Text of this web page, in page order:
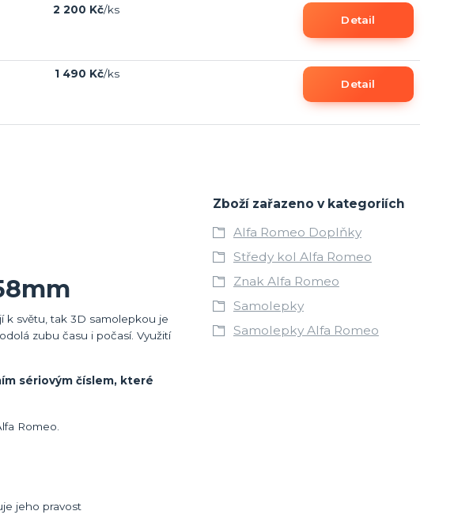
2 200 Kč/ks
Detail
1 490 Kč/ks
Detail
k světu, tak 3D samolepkou je
zubu času i počasí. Využití
sériovým číslem, které
Romeo.
jeho pravost
Zboží zařazeno v kategoriích
Alfa Romeo Doplňky
Středy kol Alfa Romeo
Znak Alfa Romeo
Samolepky
Samolepky Alfa Romeo